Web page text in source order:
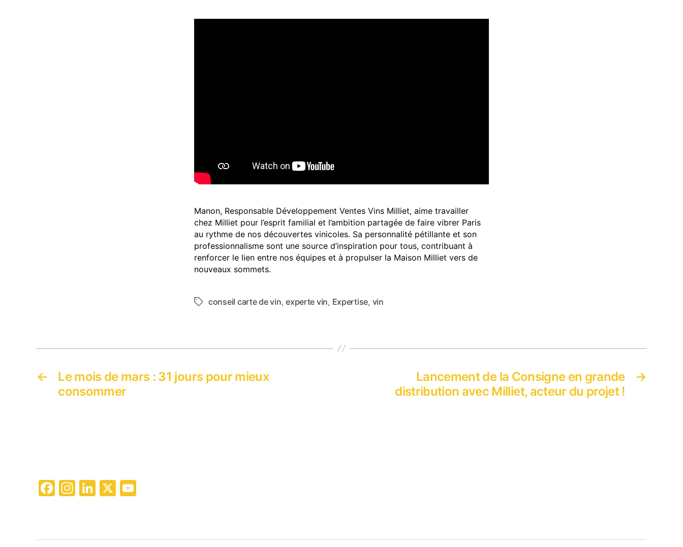
Manon, Responsable Développement Ventes Vins Milliet, aime travailler
chez Milliet pour l’esprit familial et l’ambition partagée de faire vibrer Paris
au rythme de nos découvertes vinicoles. Sa personnalité pétillante et son
professionnalisme sont une source d’inspiration pour tous, contribuant à
renforcer le lien entre nos équipes et à propulser la Maison Milliet vers de
nouveaux sommets.
Étiquettes
conseil carte de vin,experte vin, Expertise, vin
←
Le mois de mars : 31 jours pour mieux
consommer
→
Lancement de la Consigne en grande
distribution avec Milliet, acteur du projet !
F
e
In
gr
Li
e
X
T